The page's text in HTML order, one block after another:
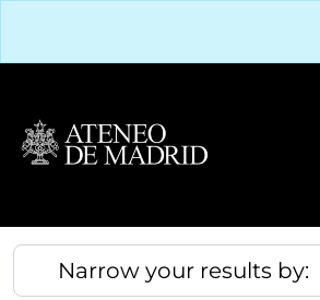
Narrow your results by: